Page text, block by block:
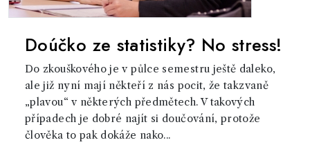
Doúčko ze statistiky? No stress!
Do zkouškového je v půlce semestru ještě daleko,
ale již nyní mají někteří z nás pocit, že takzvaně
„plavou“ v některých předmětech. V takových
případech je dobré najít si doučování, protože
člověka to pak dokáže nako...